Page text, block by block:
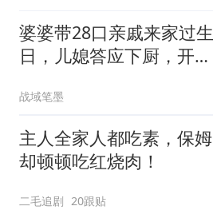
婆婆带28口亲戚来家过生
日，儿媳答应下厨，开饭
战域笔墨
主人全家人都吃素，保姆
却顿顿吃红烧肉！
二毛追剧 20跟贴